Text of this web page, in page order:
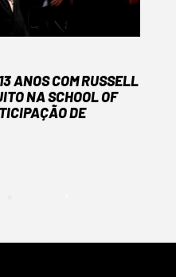
ANOS COM RUSSELL
NA SCHOOL OF
DE